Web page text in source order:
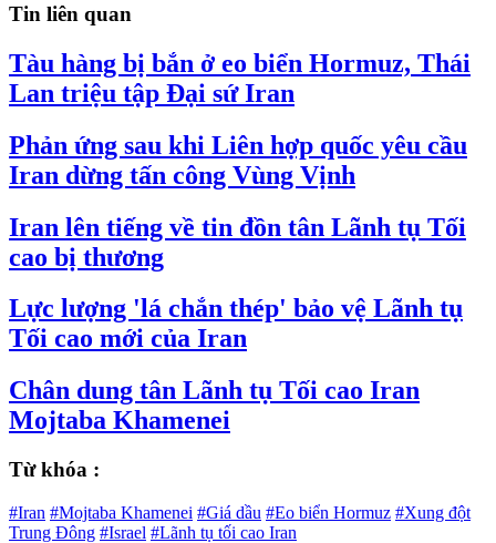
Tin liên quan
Tàu hàng bị bắn ở eo biển Hormuz, Thái
Lan triệu tập Đại sứ Iran
Phản ứng sau khi Liên hợp quốc yêu cầu
Iran dừng tấn công Vùng Vịnh
Iran lên tiếng về tin đồn tân Lãnh tụ Tối
cao bị thương
Lực lượng 'lá chắn thép' bảo vệ Lãnh tụ
Tối cao mới của Iran
Chân dung tân Lãnh tụ Tối cao Iran
Mojtaba Khamenei
Từ khóa :
#Iran #Mojtaba Khamenei #Giá dầu #Eo biển Hormuz #Xung đột
Trung Đông #Israel #Lãnh tụ tối cao Iran